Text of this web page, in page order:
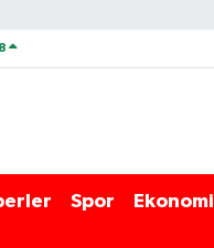
Spor Ekonomi